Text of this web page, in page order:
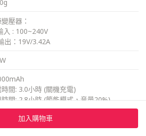
加入購物車
壓器：
入 : 100~240V
出：19V/3.42A
間: 3.0小時 (關機充電)
間: 2.8小時 (節能模式，音量20%)